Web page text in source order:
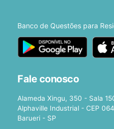
Banco de Questões para
Fale conosco
Alameda Xingu, 350 - Sala
Alphaville Industrial - CEP
Barueri - SP